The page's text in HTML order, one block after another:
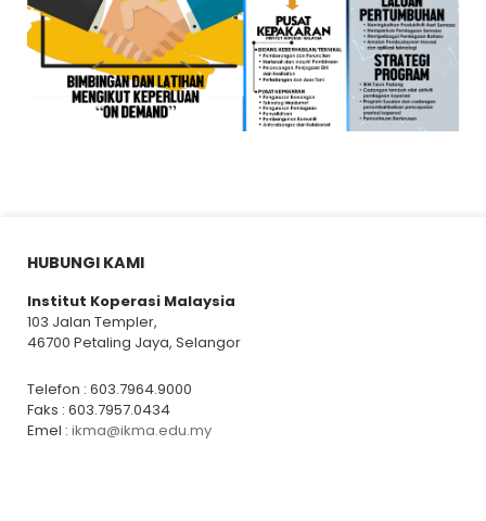
HUBUNGI KAMI
Institut Koperasi Malaysia
103 Jalan Templer,
46700 Petaling Jaya, Selangor
Telefon : 603.7964.9000
Faks : 603.7957.0434
Emel : ikma@ikma.edu.my